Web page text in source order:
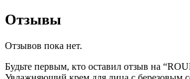
Отзывы
Отзывов пока нет.
Будьте первым, кто оставил отзыв на